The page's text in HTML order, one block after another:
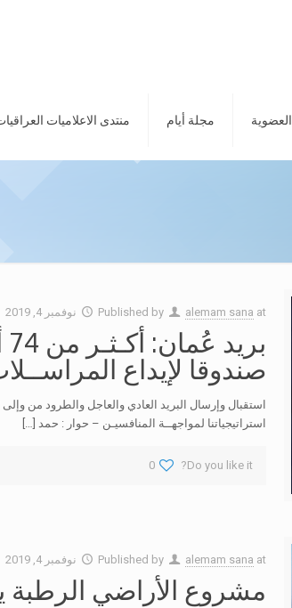
العضوية مجلة أيام منتدى الاعلاميات
Published by alemam sana at نوفمبر 4, 2019
صندوقا لإيداع المراســلات في 83 فرعا
استراتيجياتنا لمواجهــة المنافسيـن – حوار : حمد[…]
Do you like it?
0
Published by alemam sana at نوفمبر 4, 2019
مشروع الأراضي الرطبة